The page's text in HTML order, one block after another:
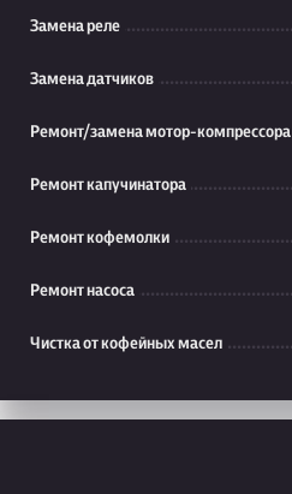
Замена реле
Замена датчиков
Ремонт/замена мотор-компрессора
Ремонт капучинатора
Ремонт кофемолки
Ремонт насоса
Чистка от кофейных масел